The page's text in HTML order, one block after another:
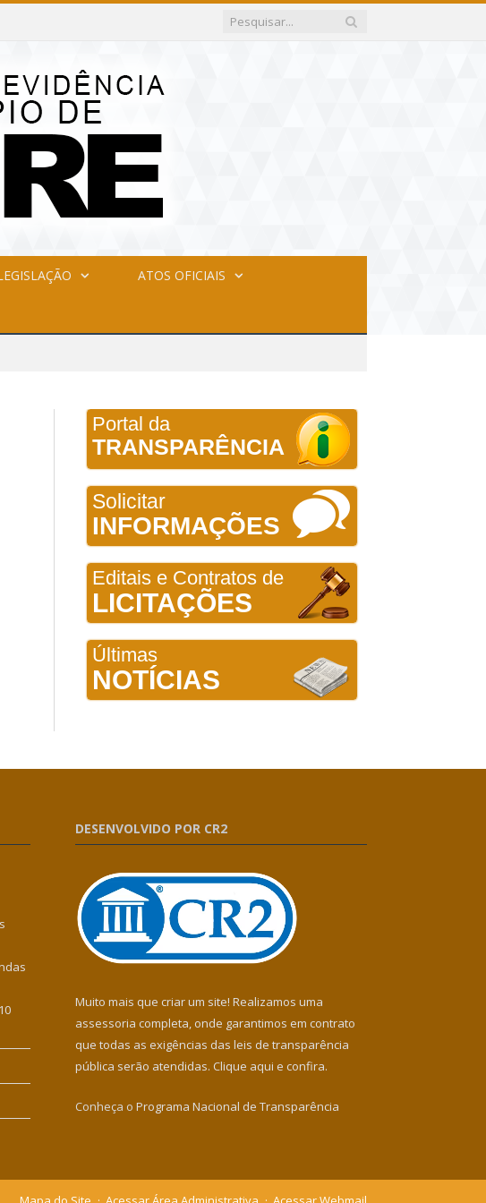
ATOS OFICIAIS
Portal da
TRANSPARÊNCIA
Solicitar
INFORMAÇÕES
Editais e Contratos de
LICITAÇÕES
Últimas
NOTÍCIAS
DESENVOLVIDO POR CR2
Muito mais que criar um site! Realizamos uma
assessoria completa, onde garantimos em contrato
que todas as exigências das leis de transparência
pública serão atendidas. Clique aqui e confira.
Conheça o Programa Nacional de Transparência